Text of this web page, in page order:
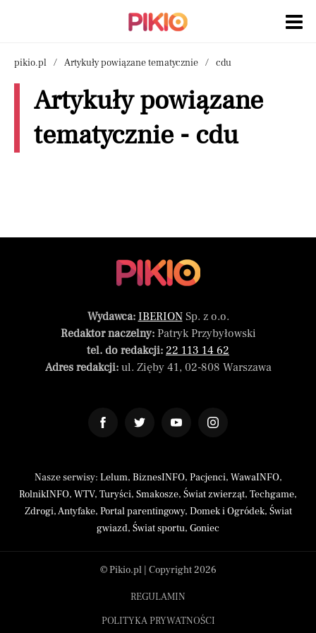
pikio.pl Artykuły powiązane tematycznie cdu
Artykuły powiązane
tematycznie - cdu
Wydawca: IBERIONSp. z o.o.
Redaktor naczelny:Patryk Przybyłowski
tel. do redakcji: 22 113 14 62
Adres redakcji:ul. Zięby 41, 02-808 Warszawa
Nasze serwisy: Lelum, BiznesINFO, Pacjenci, WawaINFO,
RolnikINFO, WTV, Turyści, Smakosze, Świat zwierząt, Techgame,
Zdrogi,Antyfake, Portal parentingowy, Domek i Ogródek, Świat
gwiazd, Świat sportu, Goniec
© Pikio.pl | Copyright 2026
REGULAMIN
POLITYKA PRYWATNOŚCI